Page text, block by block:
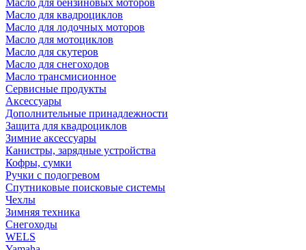
Масло для бензиновых моторов
Масло для квадроциклов
Масло для лодочных моторов
Масло для мотоциклов
Масло для скутеров
Масло для снегоходов
Масло трансмисионное
Сервисные продукты
Аксессуары
Дополнительные принадлежности
Защита для квадроциклов
Зимние аксессуары
Канистры, зарядные устройства
Кофры, сумки
Ручки с подогревом
Спутниковые поисковые системы
Чехлы
Зимняя техника
Снегоходы
WELS